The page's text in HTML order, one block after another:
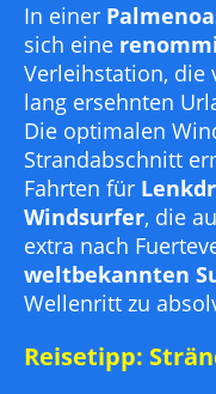
In einer
sich eine
Verleihstation, die
lang ersehnten
Die optimalen
Strandabschnitt
Fahrten für
Windsurfer, die
extra nach
weltbekannten
Wellenritt zu
Reisetipp: